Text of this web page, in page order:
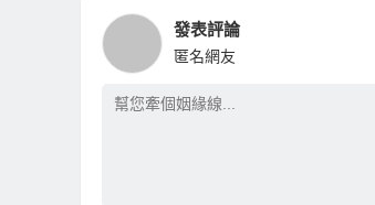
發表評論
匿名網友